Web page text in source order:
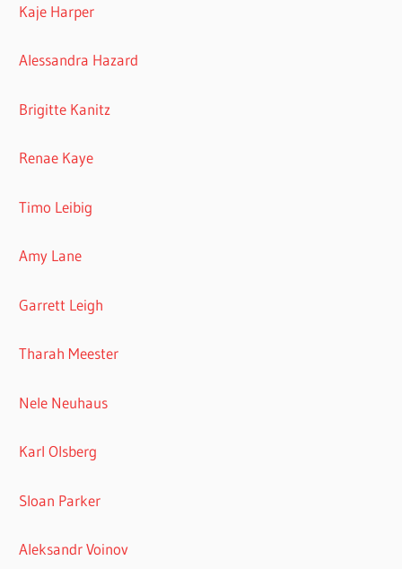
Kaje Harper
Alessandra Hazard
Brigitte Kanitz
Renae Kaye
Timo Leibig
Amy Lane
Garrett Leigh
Tharah Meester
Nele Neuhaus
Karl Olsberg
Sloan Parker
Aleksandr Voinov